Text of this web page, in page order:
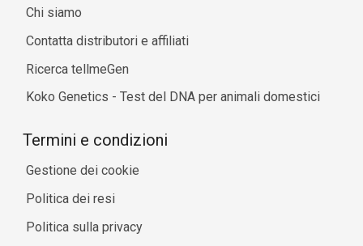
Chi siamo
Contatta distributori e affiliati
Ricerca tellmeGen
Koko Genetics - Test del DNA per animali domestici
Termini e condizioni
Gestione dei cookie
Politica dei resi
Politica sulla privacy